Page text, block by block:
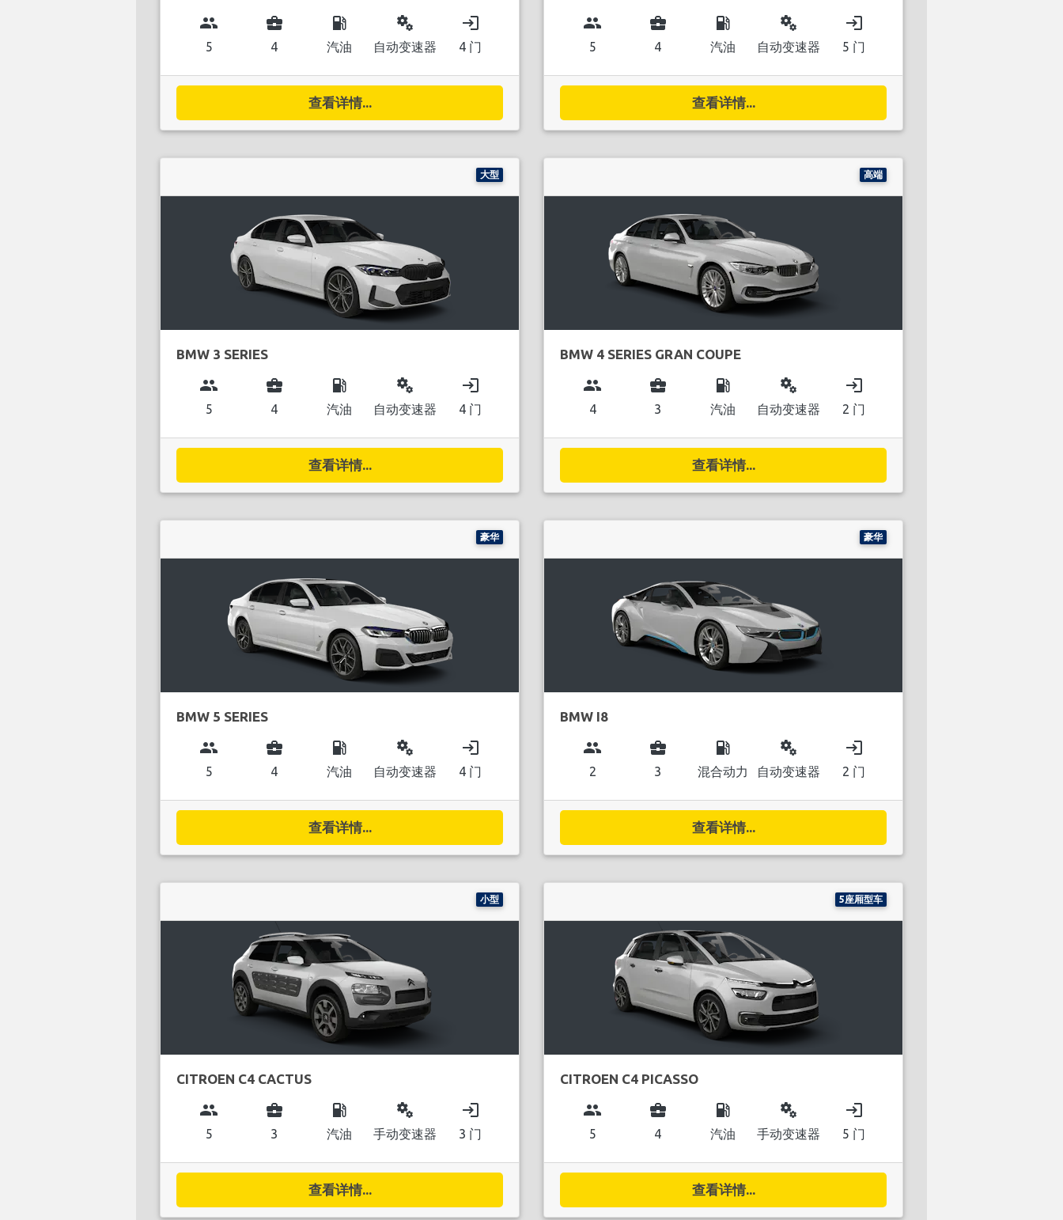
group
5
business_center
4
local_gas_station
汽油
miscellaneous_services
自动变速器
login
4 门
查看详情...
group
5
business_center
4
local_gas_station
汽油
miscellaneous_services
自动变速器
login
5 门
查看详情...
大型
BMW 3 SERIES
group
5
business_center
4
local_gas_station
汽油
miscellaneous_services
自动变速器
login
4 门
查看详情...
高端
BMW 4 SERIES GRAN COUPE
group
4
business_center
3
local_gas_station
汽油
miscellaneous_services
自动变速器
login
2 门
查看详情...
豪华
BMW 5 SERIES
group
5
business_center
4
local_gas_station
汽油
miscellaneous_services
自动变速器
login
4 门
查看详情...
豪华
BMW I8
group
2
business_center
3
local_gas_station
混合动力
miscellaneous_services
自动变速器
login
2 门
查看详情...
小型
CITROEN C4 CACTUS
group
5
business_center
3
local_gas_station
汽油
miscellaneous_services
手动变速器
login
3 门
查看详情...
5座厢型车
CITROEN C4 PICASSO
group
5
business_center
4
local_gas_station
汽油
miscellaneous_services
手动变速器
login
5 门
查看详情...